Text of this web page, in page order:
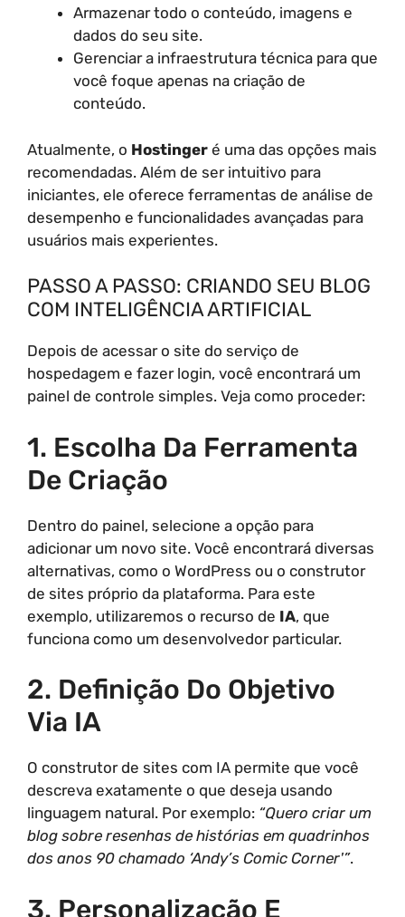
Armazenar todo o conteúdo, imagens e
dados do seu site.
Gerenciar a infraestrutura técnica para que
você foque apenas na criação de
conteúdo.
Atualmente, o Hostinger é uma das opções mais
recomendadas. Além de ser intuitivo para
iniciantes, ele oferece ferramentas de análise de
desempenho e funcionalidades avançadas para
usuários mais experientes.
PASSO A PASSO: CRIANDO SEU BLOG
COM INTELIGÊNCIA ARTIFICIAL
Depois de acessar o site do serviço de
hospedagem e fazer login, você encontrará um
painel de controle simples. Veja como proceder:
1. Escolha Da Ferramenta
De Criação
Dentro do painel, selecione a opção para
adicionar um novo site. Você encontrará diversas
alternativas, como o WordPress ou o construtor
de sites próprio da plataforma. Para este
exemplo, utilizaremos o recurso de IA, que
funciona como um desenvolvedor particular.
2. Definição Do Objetivo
Via IA
O construtor de sites com IA permite que você
descreva exatamente o que deseja usando
linguagem natural. Por exemplo: “Quero criar um
blog sobre resenhas de histórias em quadrinhos
dos anos 90 chamado ‘Andy’s Comic Corner'”.
3. Personalização E